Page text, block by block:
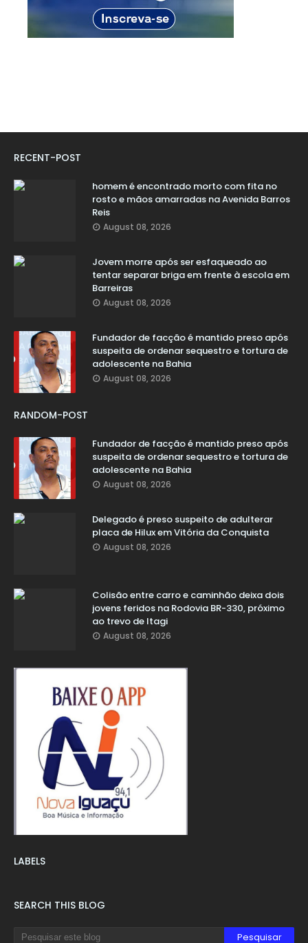
RECENT-POST
homem é encontrado morto com fita no
rosto e mãos amarradas na Avenida Barros
Reis
August 08, 2026
Jovem morre após ser esfaqueado ao
tentar separar briga em frente à escola em
Barreiras
August 08, 2026
Fundador de facção é mantido preso após
suspeita de ordenar sequestro e tortura de
adolescente na Bahia
August 08, 2026
RANDOM-POST
Fundador de facção é mantido preso após
suspeita de ordenar sequestro e tortura de
adolescente na Bahia
August 08, 2026
Delegado é preso suspeito de adulterar
placa de Hilux em Vitória da Conquista
August 08, 2026
Colisão entre carro e caminhão deixa dois
jovens feridos na Rodovia BR-330, próximo
ao trevo de Itagi
August 08, 2026
LABELS
SEARCH THIS BLOG